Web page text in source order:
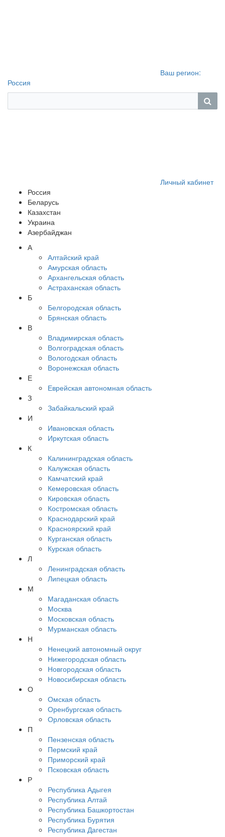
Ваш регион:
Россия
Личный кабинет
Россия
Беларусь
Казахстан
Украина
Азербайджан
А
Алтайский край
Амурская область
Архангельская область
Астраханская область
Б
Белгородская область
Брянская область
В
Владимирская область
Волгоградская область
Вологодская область
Воронежская область
Е
Еврейская автономная область
З
Забайкальский край
И
Ивановская область
Иркутская область
К
Калининградская область
Калужская область
Камчатский край
Кемеровская область
Кировская область
Костромская область
Краснодарский край
Красноярский край
Курганская область
Курская область
Л
Ленинградская область
Липецкая область
М
Магаданская область
Москва
Московская область
Мурманская область
Н
Ненецкий автономный округ
Нижегородская область
Новгородская область
Новосибирская область
О
Омская область
Оренбургская область
Орловская область
П
Пензенская область
Пермский край
Приморский край
Псковская область
Р
Республика Адыгея
Республика Алтай
Республика Башкортостан
Республика Бурятия
Республика Дагестан